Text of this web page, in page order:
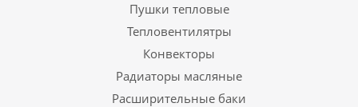
Пушки тепловые
Тепловентилятры
Конвекторы
Радиаторы масляные
Расширительные баки